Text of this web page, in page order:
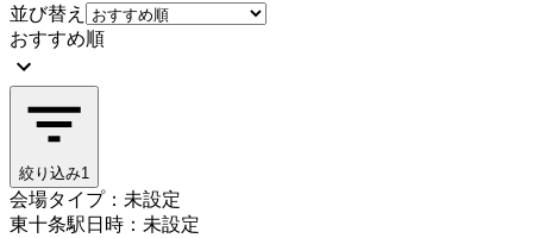
並び替え
おすすめ順
絞り込み1
会場タイプ：未設定
東十条駅日時：未設定